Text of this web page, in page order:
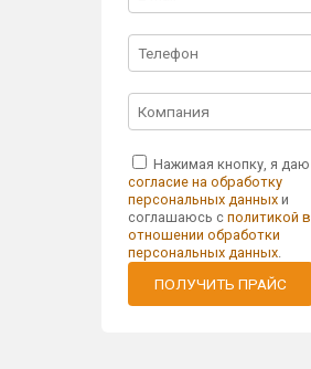
Нажимая кнопку, я даю
согласие на обработку
персональных данных и
соглашаюсь сполитикой в
отношении обработки
персональных данных
ПОЛУЧИТЬ ПРАЙС